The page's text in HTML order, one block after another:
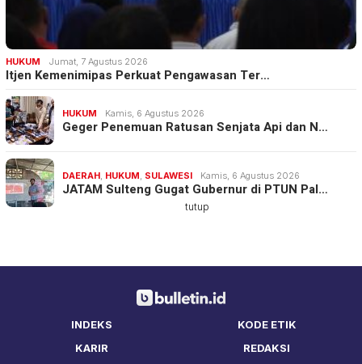
HUKUM Jumat, 7 Agustus 2026
Itjen Kemenimipas Perkuat Pengawasan Ter…
HUKUM Kamis, 6 Agustus 2026
Geger Penemuan Ratusan Senjata Api dan N…
DAERAH, HUKUM, SULAWESI Kamis, 6 Agustus 2026
JATAM Sulteng Gugat Gubernur di PTUN Pal…
INDEKS
KODE ETIK
KARIR
REDAKSI
tutup